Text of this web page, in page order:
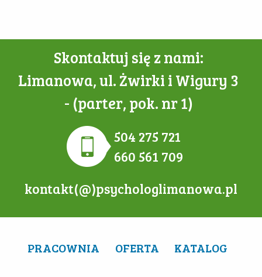
Skontaktuj się z nami:
Limanowa, ul. Żwirki i Wigury 3
- (parter, pok. nr 1)
504 275 721
660 561 709
kontakt(@)psychologlimanowa.pl
PRACOWNIA OFERTA KATALOG